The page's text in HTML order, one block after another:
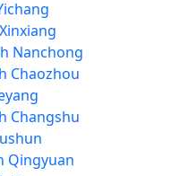
Nanchong
Chaozhou
Changshu
Qingyuan